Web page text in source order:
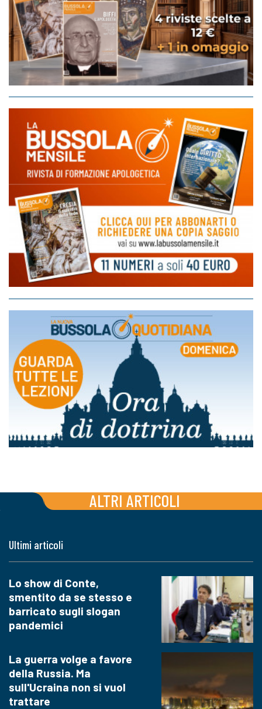
ALTRI ARTICOLI
Ultimi articoli
Lo show di Conte,
smentito da se stesso e
barricato sugli slogan
pandemici
La guerra volge a favore
della Russia. Ma
sull'Ucraina non si vuol
trattare